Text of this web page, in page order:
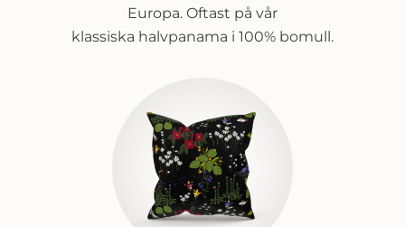
Europa. Oftast på vår
klassiska halvpanama i 100% bomull.